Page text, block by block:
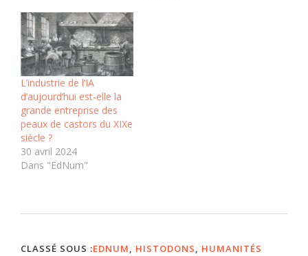
entrent avec dans leur
esprit tout un ensemble
de représentations,
d'attente, voire de
certitude sur le métier
qui les attend. Peut-être
serait-il bon qu'ils
perçoivent…
L’industrie de l’IA
d’aujourd’hui est-elle la
grande entreprise des
peaux de castors du XIXe
siècle ?
30 avril 2024
Dans "EdNum"
CLASSÉ SOUS :EDNUM, HISTODONS, HUMANITÉS